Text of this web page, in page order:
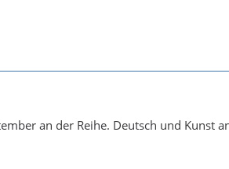
an der Reihe. Deutsch und Kunst